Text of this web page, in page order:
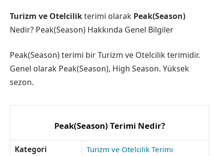
Turizm ve Otelcilikterimi olarak Peak(Season)
Nedir? Peak(Season) Hakkında Genel Bilgiler
Peak(Season) terimi bir Turizm ve Otelcilik terimidir.
Genel olarak Peak(Season), High Season. Yüksek
sezon.
Peak(Season) Terimi Nedir?
Kategori
Turizm ve Otelcilik Terimi